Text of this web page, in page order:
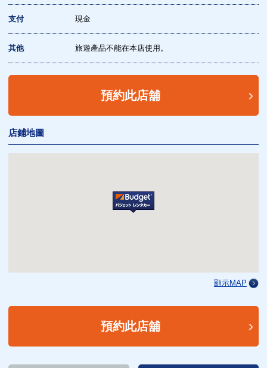
支付 現金
其他 旅遊產品不能在本店使用。
預約此店舖
店鋪地圖
顯示MAP
預約此店舖